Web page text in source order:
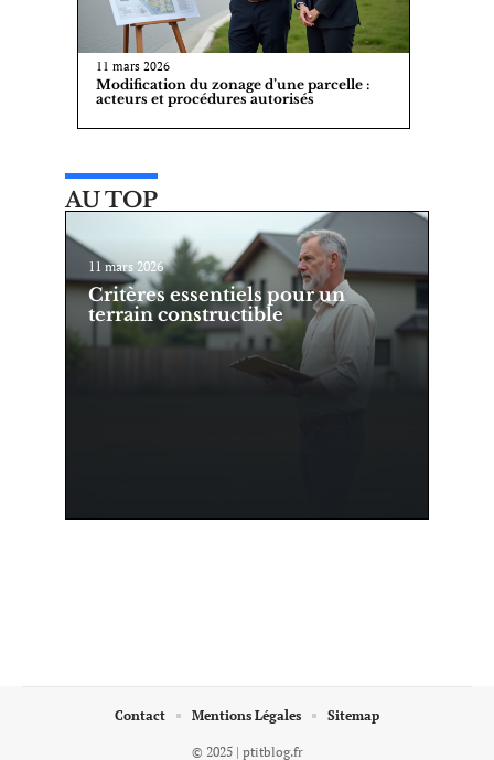
11 mars 2026
Modification du zonage d’une parcelle :
acteurs et procédures autorisés
AU TOP
11 mars 2026
Critères essentiels pour un
terrain constructible
© 2025 | ptitblog.fr
Contact Mentions Légales Sitemap